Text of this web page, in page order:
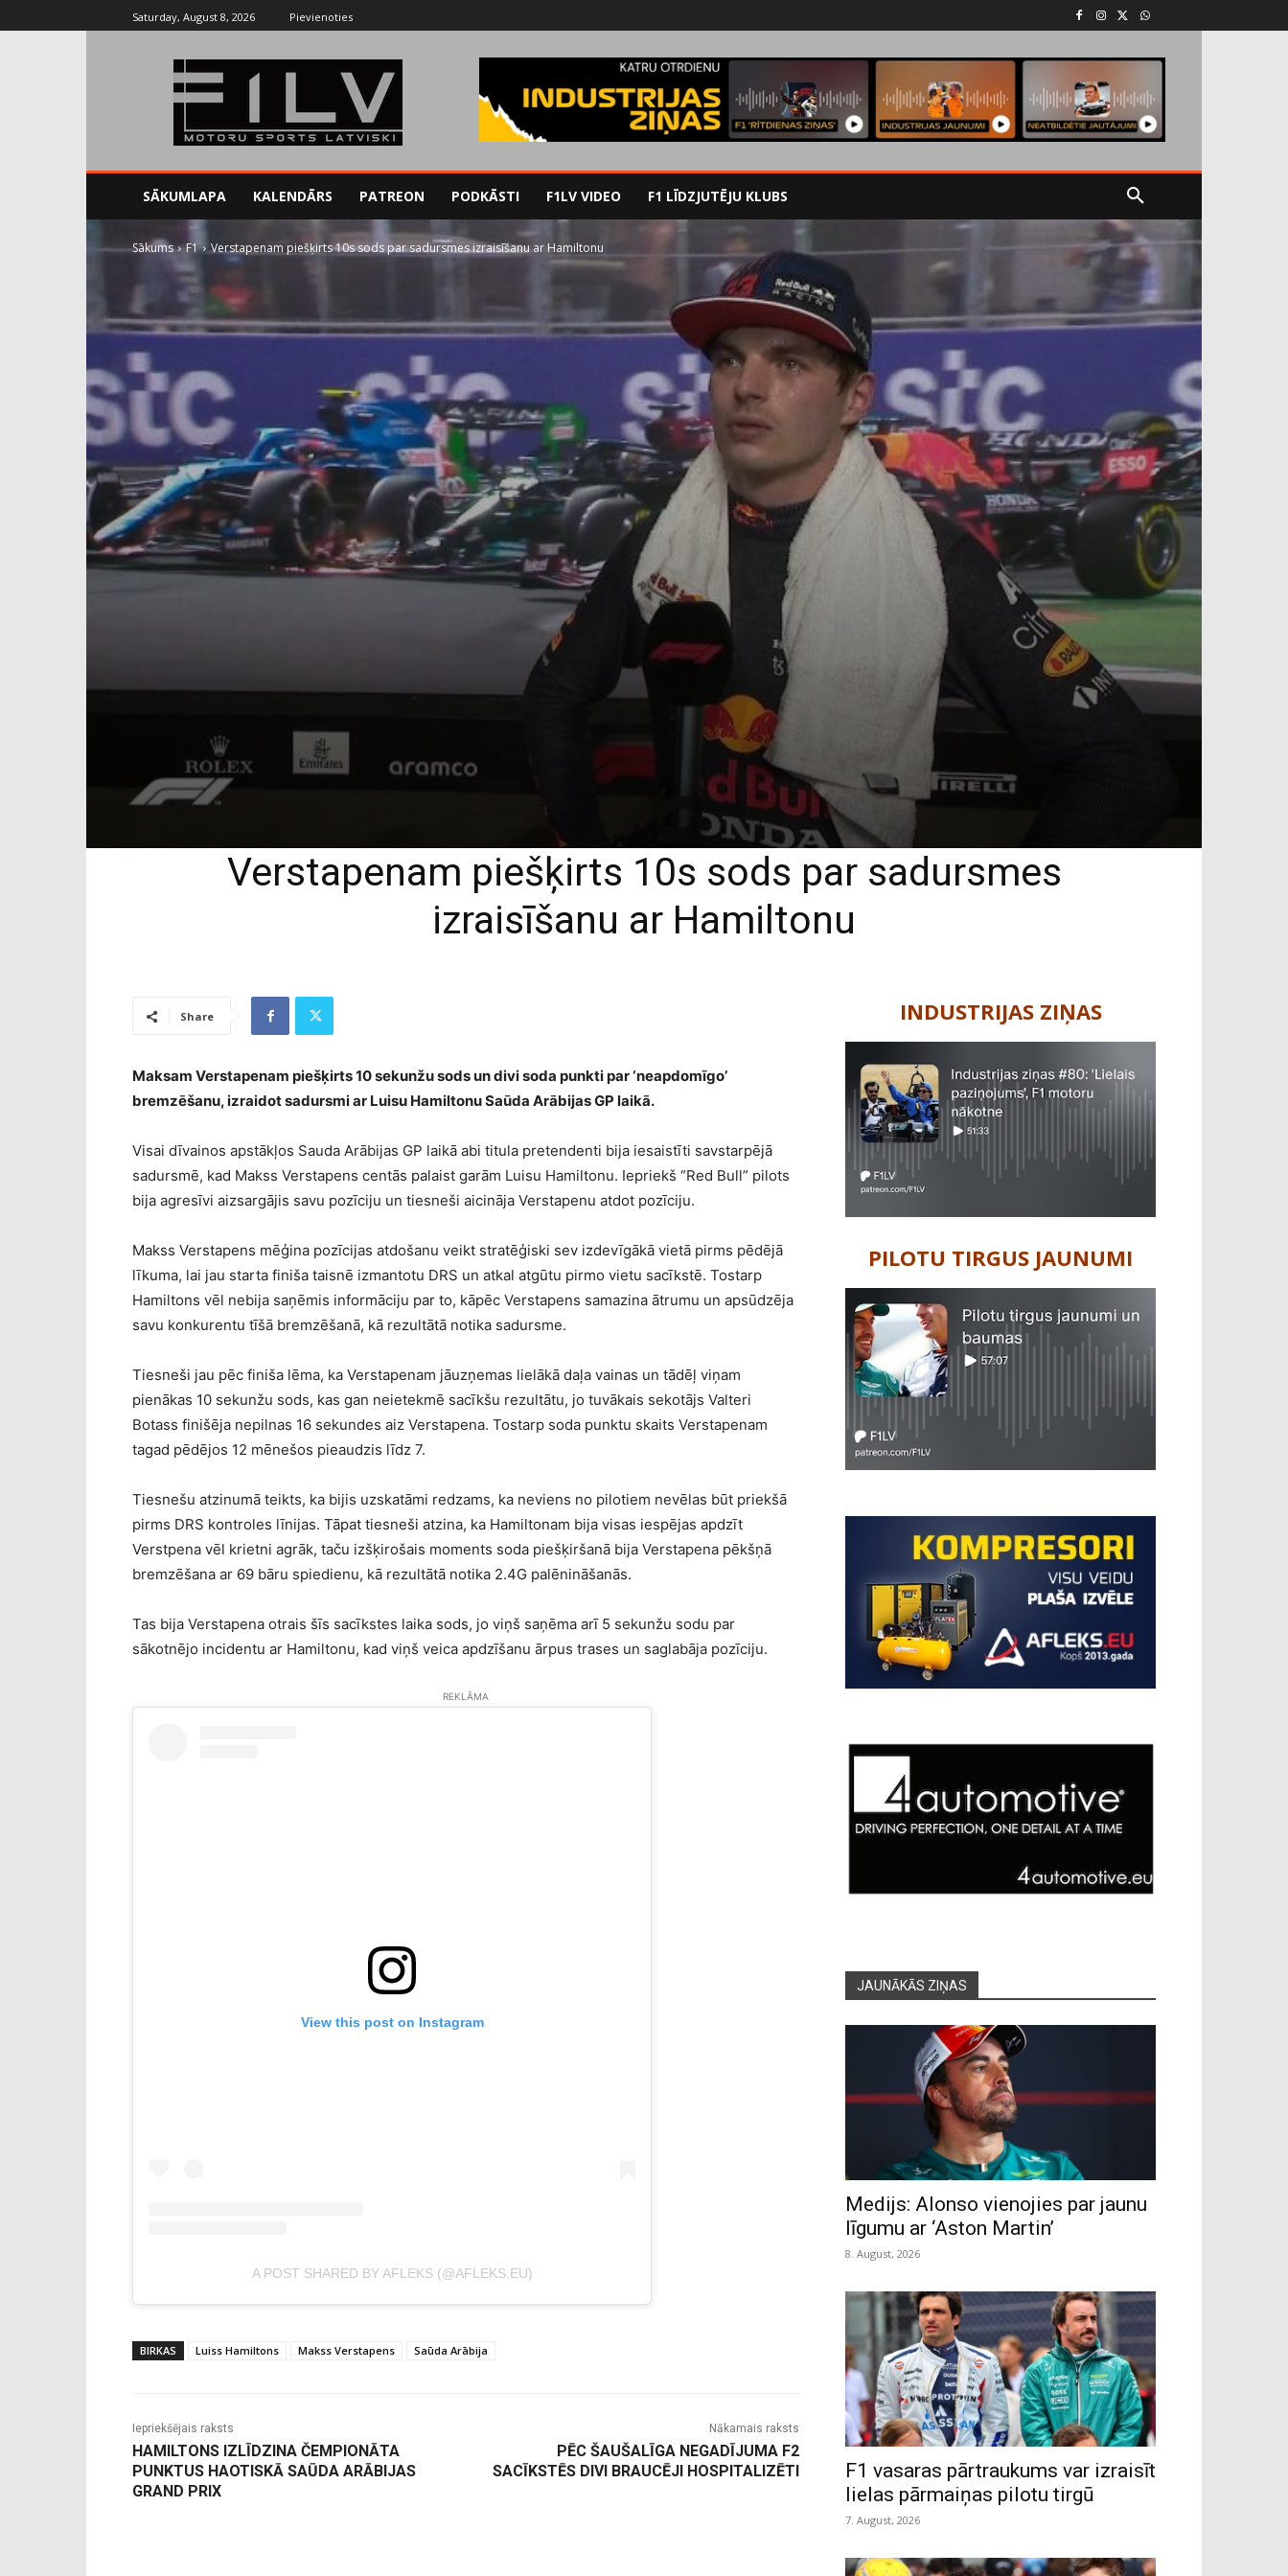
Saturday, August 8, 2026 Pievienoties
SĀKUMLAPA KALENDĀRS PATREON PODKĀSTI F1LV VIDEO F1 LĪDZJUTĒJU KLUBS
Sākums F1 Verstapenam piešķirts 10s sods par sadursmes izraisīšanu ar Hamiltonu
Verstapenam piešķirts 10s sods par sadursmes
izraisīšanu ar Hamiltonu
-
Share
Maksam Verstapenam piešķirts 10 sekunžu sods un divi soda punkti par ‘neapdomīgo’
bremzēšanu, izraidot sadursmi ar Luisu Hamiltonu Saūda Arābijas GP laikā.
Visai dīvainos apstākļos Sauda Arābijas GP laikā abi titula pretendenti bija iesaistīti savstarpējā
sadursmē, kad Makss Verstapens centās palaist garām Luisu Hamiltonu. Iepriekš “Red Bull” pilots
bija agresīvi aizsargājis savu pozīciju un tiesneši aicināja Verstapenu atdot pozīciju.
Makss Verstapens mēģina pozīcijas atdošanu veikt stratēģiski sev izdevīgākā vietā pirms pēdējā
līkuma, lai jau starta finiša taisnē izmantotu DRS un atkal atgūtu pirmo vietu sacīkstē. Tostarp
Hamiltons vēl nebija saņēmis informāciju par to, kāpēc Verstapens samazina ātrumu un apsūdzēja
savu konkurentu tīšā bremzēšanā, kā rezultātā notika sadursme.
Tiesneši jau pēc finiša lēma, ka Verstapenam jāuzņemas lielākā daļa vainas un tādēļ viņam
pienākas 10 sekunžu sods, kas gan neietekmē sacīkšu rezultātu, jo tuvākais sekotājs Valteri
Botass finišēja nepilnas 16 sekundes aiz Verstapena. Tostarp soda punktu skaits Verstapenam
tagad pēdējos 12 mēnešos pieaudzis līdz 7.
Tiesnešu atzinumā teikts, ka bijis uzskatāmi redzams, ka neviens no pilotiem nevēlas būt priekšā
pirms DRS kontroles līnijas. Tāpat tiesneši atzina, ka Hamiltonam bija visas iespējas apdzīt
Verstpena vēl krietni agrāk, taču izšķirošais moments soda piešķiršanā bija Verstapena pēkšņā
bremzēšana ar 69 bāru spiedienu, kā rezultātā notika 2.4G palēnināšanās.
Tas bija Verstapena otrais šīs sacīkstes laika sods, jo viņš saņēma arī 5 sekunžu sodu par
sākotnējo incidentu ar Hamiltonu, kad viņš veica apdzīšanu ārpus trases un saglabāja pozīciju.
REKLĀMA
View this post on Instagram
A POST SHARED BY AFLEKS (@AFLEKS.EU)
BIRKAS Luiss Hamiltons Makss Verstapens Saūda Arābija
Iepriekšējais raksts
HAMILTONS IZLĪDZINA ČEMPIONĀTA
PUNKTUS HAOTISKĀ SAŪDA ARĀBIJAS
GRAND PRIX
Nākamais raksts
PĒC ŠAUŠALĪGA NEGADĪJUMA F2
SACĪKSTĒS DIVI BRAUCĒJI HOSPITALIZĒTI
INDUSTRIJAS ZIŅAS
PILOTU TIRGUS JAUNUMI
JAUNĀKĀS ZIŅAS
Medijs: Alonso vienojies par jaunu
līgumu ar ‘Aston Martin’
8. August, 2026
F1 vasaras pārtraukums var izraisīt
lielas pārmaiņas pilotu tirgū
7. August, 2026